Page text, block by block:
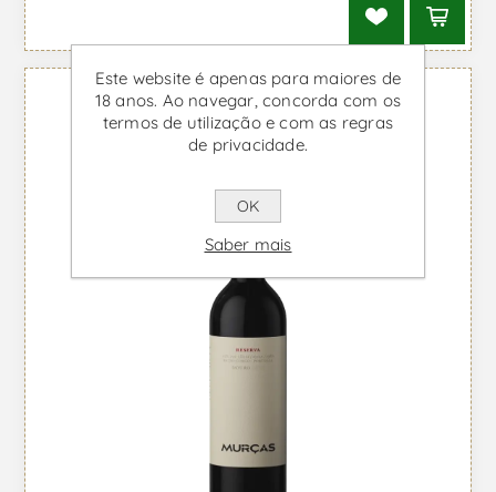
Este website é apenas para maiores de
18 anos. Ao navegar, concorda com os
termos de utilização e com as regras
de privacidade.
OK
Saber mais